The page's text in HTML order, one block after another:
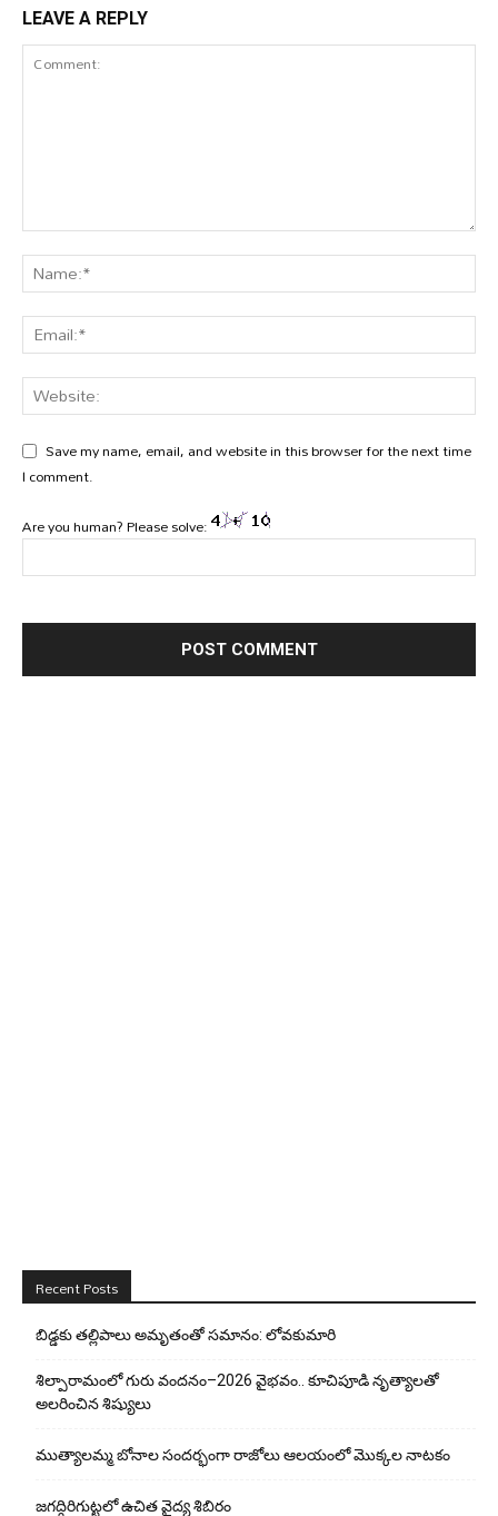
LEAVE A REPLY
Save my name, email, and website in this browser for the next time
I comment.
Are you human? Please solve:
Recent Posts
బిడ్డ‌కు త‌ల్లిపాలు అమృతంతో స‌మానం: లోవ‌కుమారి
శిల్పారామంలో గురు వందనం–2026 వైభవం.. కూచిపూడి నృత్యాలతో
అలరించిన శిష్యులు
ముత్యాలమ్మ బోనాల సందర్భంగా రాజోలు ఆలయంలో మొక్కల నాటకం
జగద్గిరిగుట్టలో ఉచిత వైద్య శిబిరం